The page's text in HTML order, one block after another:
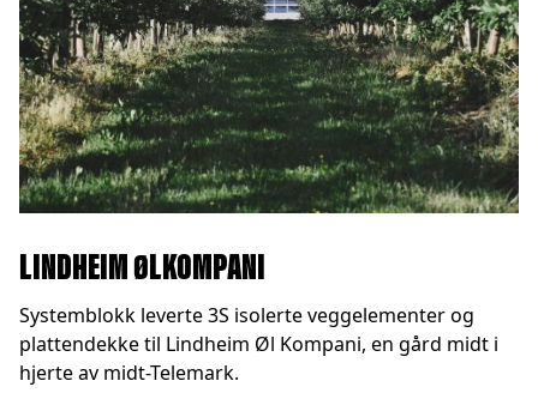
LINDHEIM ØLKOMPANI
Systemblokk leverte 3S isolerte veggelementer og
plattendekke til Lindheim Øl Kompani, en gård midt i
hjerte av midt-Telemark.